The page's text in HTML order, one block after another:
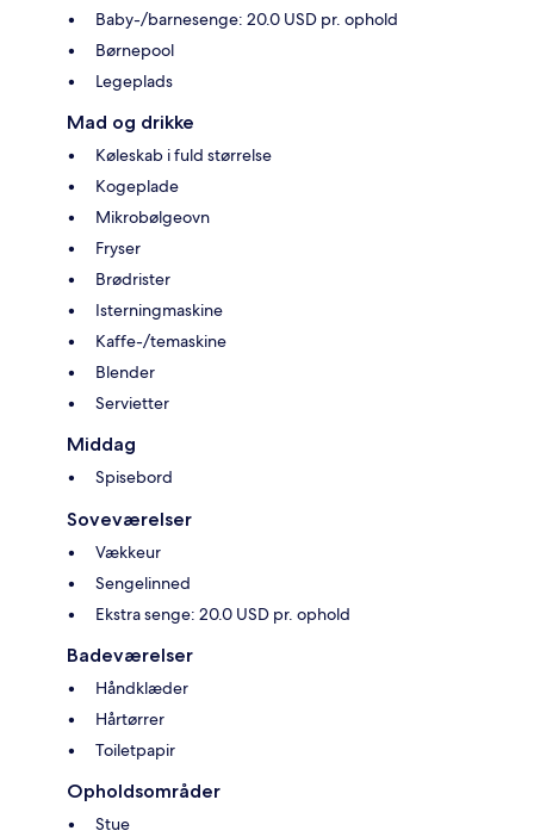
Baby-/barnesenge: 20.0 USD pr. ophold
Børnepool
Legeplads
Mad og drikke
Køleskab i fuld størrelse
Kogeplade
Mikrobølgeovn
Fryser
Brødrister
Isterningmaskine
Kaffe-/temaskine
Blender
Servietter
Middag
Spisebord
Soveværelser
Vækkeur
Sengelinned
Ekstra senge: 20.0 USD pr. ophold
Badeværelser
Håndklæder
Hårtørrer
Toiletpapir
Opholdsområder
Stue